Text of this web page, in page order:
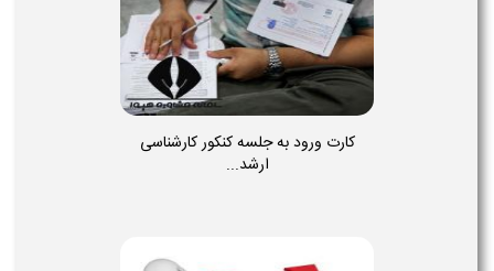
کارت ورود به جلسه کنکور کارشناسی
ارشد...